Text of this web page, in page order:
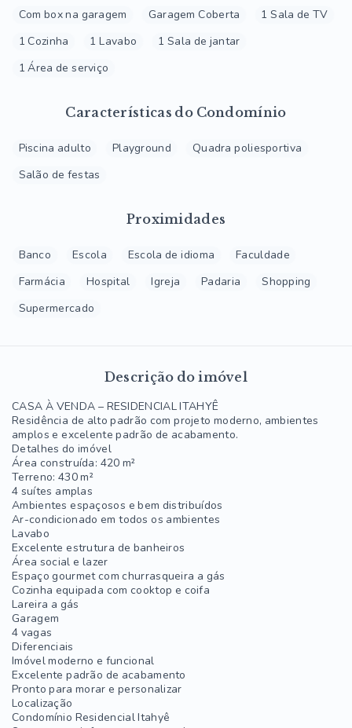
Com box na garagem
Garagem Coberta
1 Sala de TV
1 Cozinha
1 Lavabo
1 Sala de jantar
1 Área de serviço
Características do Condomínio
Piscina adulto Playground
Quadra poliesportiva
Salão de festas
Proximidades
Banco Escola Escola de idioma
Faculdade
Farmácia
Hospital Igreja Padaria
Shopping
Supermercado
Descrição do imóvel
CASA À VENDA – RESIDENCIAL ITAHYÊ
Residência de alto padrão com projeto moderno, ambientes
amplos e excelente padrão de acabamento.
Detalhes do imóvel
Área construída: 420 m²
Terreno: 430 m²
4 suítes amplas
Ambientes espaçosos e bem distribuídos
Ar-condicionado em todos os ambientes
Lavabo
Excelente estrutura de banheiros
Área social e lazer
Espaço gourmet com churrasqueira a gás
Cozinha equipada com cooktop e coifa
Lareira a gás
Garagem
4 vagas
Diferenciais
Imóvel moderno e funcional
Excelente padrão de acabamento
Pronto para morar e personalizar
Localização
Condomínio Residencial Itahyê